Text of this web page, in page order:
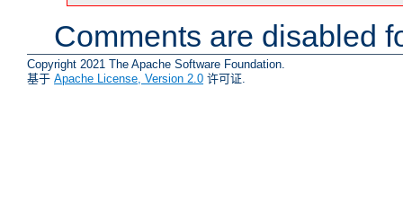
Comments are disabled
Copyright 2021 The Apache Software Foundation.
基于 Apache License, Version 2.0 许可证.